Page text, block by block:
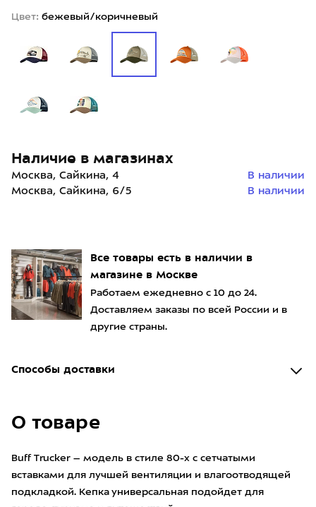
Все товары есть в наличии в
магазине в Москве
Работаем ежедневно с 10 до 24.
Доставляем заказы по всей России и в
другие страны.
Способы доставки
О товаре
Buff Trucker – модель в стиле 80-х с сетчатыми
вставками для лучшей вентиляции и влагоотводящей
подкладкой. Кепка универсальная подойдет для
Цвет: бежевый/коричневый
Наличие в магазинах
Москва, Сайкина, 4
В наличии
Москва, Сайкина, 6/5
В наличии